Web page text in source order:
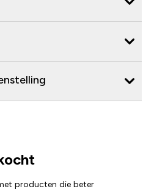
producten die beter